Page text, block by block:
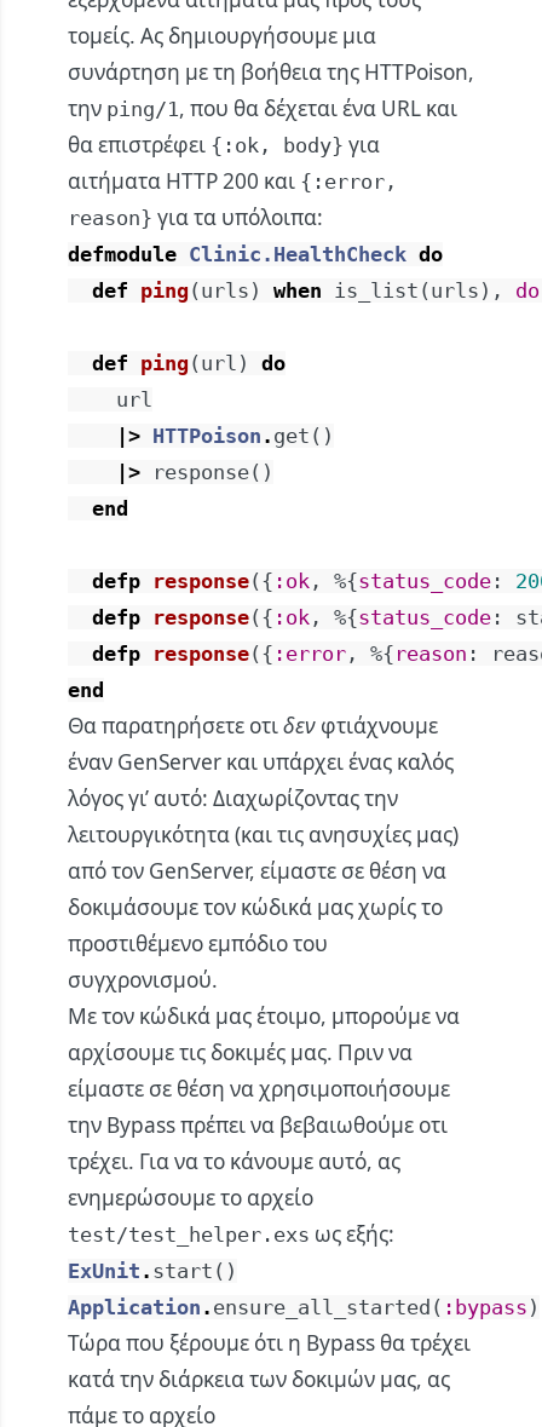
τομείς. Ας δημιουργήσουμε μια
συνάρτηση με τη βοήθεια της HTTPoison,
την ping/1, που θα δέχεται ένα URL και
θα επιστρέφει {:ok, body} για
αιτήματα HTTP 200 και {:error,
reason} για τα υπόλοιπα:
defmodule Clinic.HealthCheck do
def ping( urls ) when is_list ( urls ) , do
def ping( url )
do
url
|> HTTPoison . get ( )
|>
response( )
end
defp response( { :ok , %{status_code :
defp response( { :ok , %{status_code :
defp response( { :error , %{ reason :
end
Θα παρατηρήσετε οτιδεν φτιάχνουμε
έναν GenServer και υπάρχει ένας καλός
λόγος γι’ αυτό: Διαχωρίζοντας την
λειτουργικότητα (και τις ανησυχίες μας)
από τον GenServer, είμαστε σε θέση να
δοκιμάσουμε τον κώδικά μας χωρίς τo
προστιθέμενo εμπόδιο του
συγχρονισμού.
Με τον κώδικά μας έτοιμο, μπορούμε να
αρχίσουμε τις δοκιμές μας. Πριν να
είμαστε σε θέση να χρησιμοποιήσουμε
την Bypass πρέπει να βεβαιωθούμε οτι
τρέχει. Για να το κάνουμε αυτό, ας
ενημερώσουμε το αρχείο
test/test_helper.exs ως εξής:
ExUnit . start ( )
Application . ensure_all_started ( :bypass )
Τώρα που ξέρουμε ότι η Bypass θα τρέχει
κατά την διάρκεια των δοκιμών μας, ας
πάμε το αρχείο